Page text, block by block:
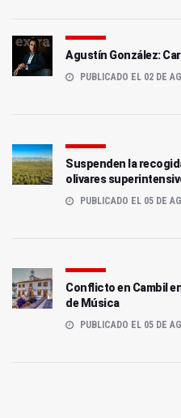
Agustín González:
PUBLICADO EL 02 DE
Suspenden la
olivares
PUBLICADO EL 05 DE
Conflicto en Cambil
de Música
PUBLICADO EL 05 DE